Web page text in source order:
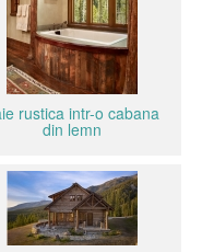
rustica intr-o cabana
din lemn